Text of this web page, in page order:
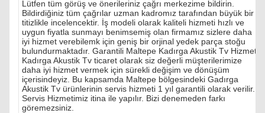
Lütfen tüm görüş ve önerileriniz çağrı merkezime bildirin.
Bildirdiğiniz tüm çağrılar uzman kadromız tarafından büyük bir
titizlikle incelencektir. İş modeli olarak kaliteli hizmeti hızlı ve
uygun fiyatla sunmayı benimsemiş olan firmamız sizlere daha
iyi hizmet verebilemk için geniş bir orjinal yedek parça stoğu
bulundurmaktadır. Garantili Maltepe Kadırga Akustik Tv Hizmeti
Kadırga Akustik Tv ticaret olarak siz değerli müşterilerimize
daha iyi hizmet vermek için sürekli değişim ve dönüşüm
içerisindeyiz. Bu kapsamda Maltepe bölgesindeki Gadırga
Akustik Tv ürünlerinin servis hizmeti 1 yıl garantili olarak verilir.
Servis Hizmetimiz itina ile yapılır. Bizi denemeden farkı
göremezsiniz.